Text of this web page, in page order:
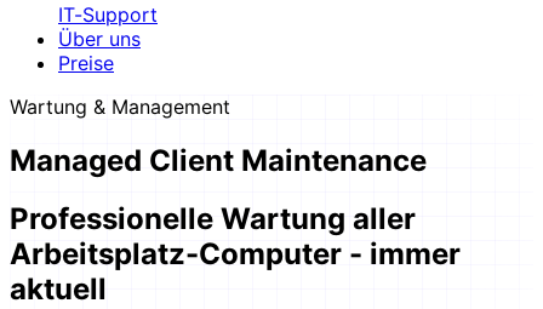
IT-Support
Über uns
Preise
Wartung & Management
Managed Client Maintenance
Professionelle Wartung aller
Arbeitsplatz-Computer - immer
aktuell